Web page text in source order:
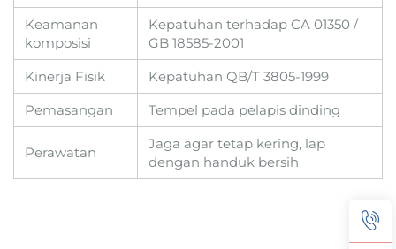
Keamanan
komposisi
Kepatuhan terhadap CA 01350 /
GB 18585-2001
Kinerja Fisik
Kepatuhan QB/T 3805-1999
Pemasangan
Tempel pada pelapis dinding
Perawatan
Jaga agar tetap kering, lap
dengan handuk bersih